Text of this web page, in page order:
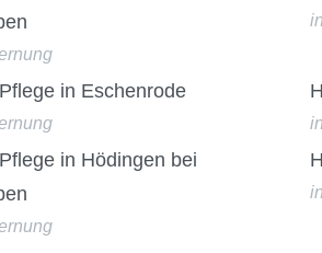
in Eschenrode
in Hödingen bei